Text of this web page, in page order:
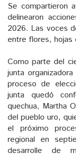
Se compartieron
delinearon
2026. Las voces
entre flores, hojas
Como parte del
junta
proceso de
junta quedó
quechua, Martha
del pueblo uro,
el próximo
regional en
desarrolle de